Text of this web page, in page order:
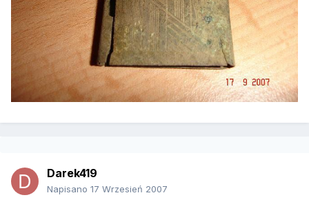
Darek419
Napisano 17 Wrzesień 2007